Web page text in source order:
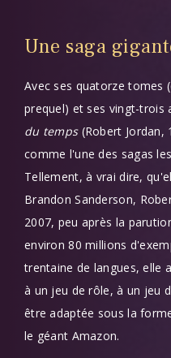
Corps
Une saga
Avec ses quatorze tomes
prequel) et ses vingt-trois
du temps(Robert Jordan,
comme l'une des sagas
Tellement, à vrai dire,
Brandon Sanderson,
2007, peu après la
environ 80 millions
trentaine de langues, elle
à un jeu de rôle, à un jeu
être adaptée sous la
le géant Amazon.